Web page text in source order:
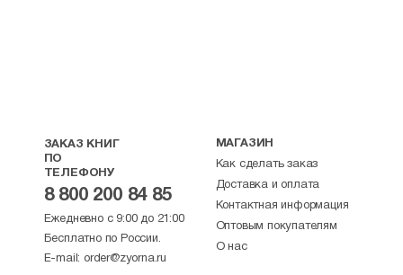
ЗАКАЗ КНИГ
ПО
ТЕЛЕФОНУ
8 800 200 84 85
Ежедневно с 9:00 до 21:00
Бесплатно по России.
E-mail: order@zyorna.ru
МАГАЗИН
Как сделать заказ
Доставка и оплата
Контактная информация
Оптовым покупателям
О нас